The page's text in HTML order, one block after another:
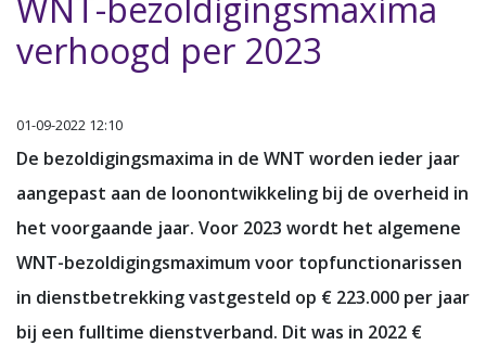
verhoogd per 2023
01-09-2022 12:10
De bezoldigingsmaxima in de WNT worden ieder jaar
aangepast aan de loonontwikkeling bij de overheid in
het voorgaande jaar. Voor 2023 wordt het algemene
WNT-bezoldigingsmaximum voor topfunctionarissen
in dienstbetrekking vastgesteld op € 223.000 per jaar
bij een fulltime dienstverband. Dit was in 2022 €